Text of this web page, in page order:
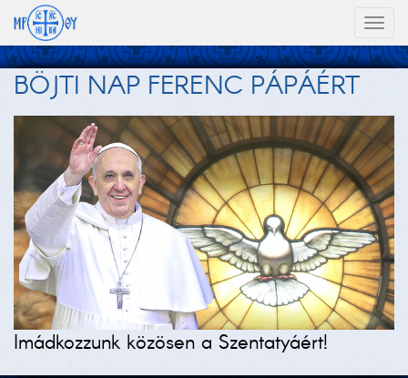
BÖJTI NAP FERENC PÁPÁÉRT
Imádkozzunk közösen a Szentatyáért!